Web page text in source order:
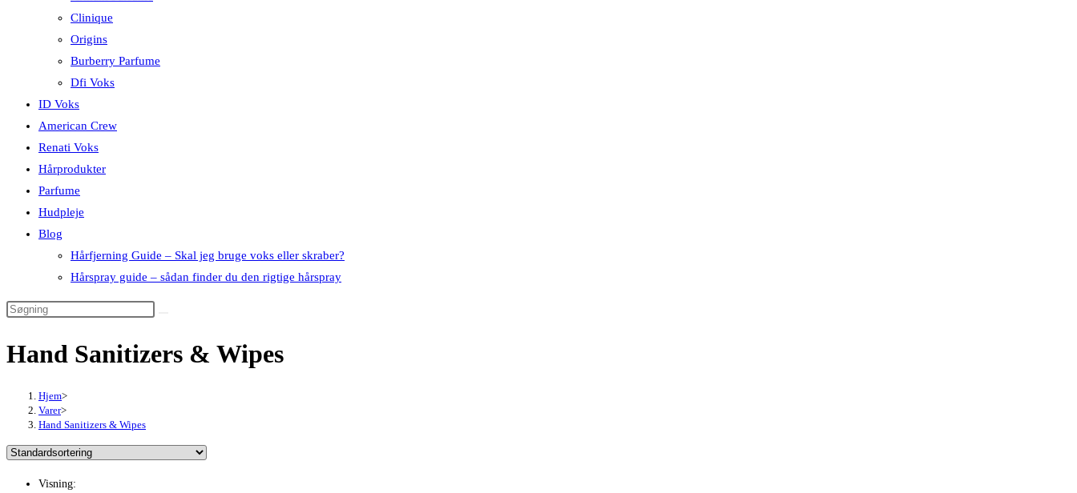
Clinique
Origins
Burberry Parfume
Dfi Voks
ID Voks
American Crew
Renati Voks
Hårprodukter
Parfume
Hudpleje
Blog
Hårfjerning Guide – Skal jeg bruge voks eller skraber?
Hårspray guide – sådan finder du den rigtige hårspray
Hand Sanitizers & Wipes
Hjem>
Varer>
Hand Sanitizers & Wipes
Visning: